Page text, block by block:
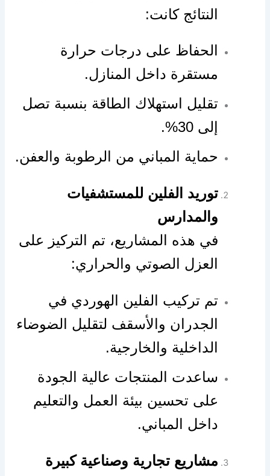
النتائج كانت:
الحفاظ على درجات حرارة
مستقرة داخل المنازل.
تقليل استهلاك الطاقة بنسبة تصل
إلى 30%.
حماية المباني من الرطوبة والعفن.
توريد الفلين للمستشفيات
والمدارس
في هذه المشاريع، تم التركيز على
العزل الصوتي والحراري:
تم تركيب الفلين الهوردي في
الجدران والأسقف لتقليل الضوضاء
الداخلية والخارجية.
ساعدت المنتجات عالية الجودة
على تحسين بيئة العمل والتعليم
داخل المباني.
مشاريع تجارية وصناعية كبيرة